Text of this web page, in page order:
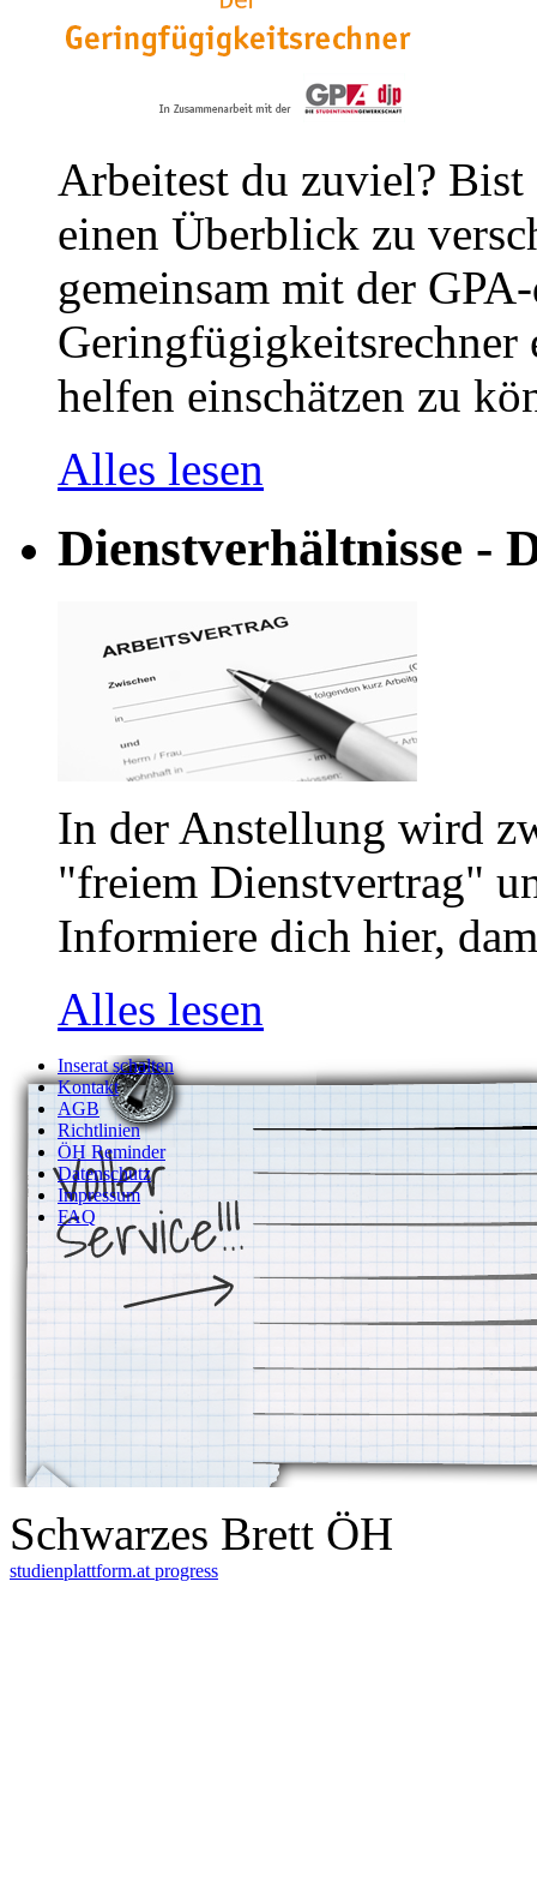
Arbeitest du zuviel?
einen Überblick zu
gemeinsam mit der
helfen einschätzen zu
Alles lesen
Dienstverhältnisse -
In der Anstellung wird
"freiem Dienstvertrag"
Informiere dich hier,
Alles lesen
Inserat schalten
Kontakt
AGB
Richtlinien
ÖH Reminder
Datenschutz
Impressum
FAQ
Schwarzes Brett ÖH
studienplattform.at progress